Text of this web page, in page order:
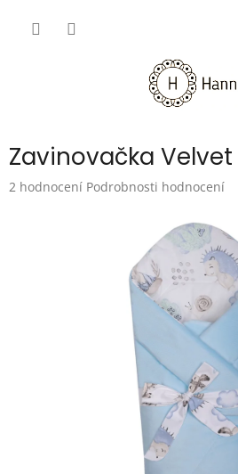
Zavinovačka
Průměrné
2 hodnocení Podrobnosti hodnocení